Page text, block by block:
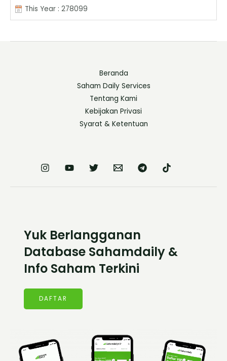
This Year : 278099
Beranda
Saham Daily Services
Tentang Kami
Kebijakan Privasi
Syarat & Ketentuan
Yuk Berlangganan
Database Sahamdaily &
Info Saham Terkini
DAFTAR